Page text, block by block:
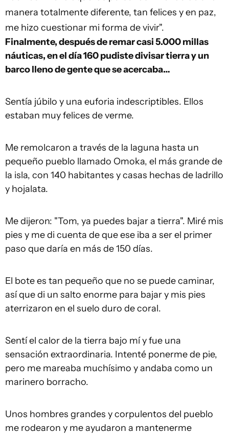
manera totalmente diferente, tan felices y en paz,
me hizo cuestionar mi forma de vivir".
Finalmente, después de remar casi 5.000 millas
náuticas, en el día 160 pudiste divisar tierra y un
barco lleno de gente que se acercaba…
Sentía júbilo y una euforia indescriptibles. Ellos
estaban muy felices de verme.
Me remolcaron a través de la laguna hasta un
pequeño pueblo llamado Omoka, el más grande de
la isla, con 140 habitantes y casas hechas de ladrillo
y hojalata.
Me dijeron: "Tom, ya puedes bajar a tierra". Miré mis
pies y me di cuenta de que ese iba a ser el primer
paso que daría en más de 150 días.
El bote es tan pequeño que no se puede caminar,
así que di un salto enorme para bajar y mis pies
aterrizaron en el suelo duro de coral.
Sentí el calor de la tierra bajo mí y fue una
sensación extraordinaria. Intenté ponerme de pie,
pero me mareaba muchísimo y andaba como un
marinero borracho.
Unos hombres grandes y corpulentos del pueblo
me rodearon y me ayudaron a mantenerme